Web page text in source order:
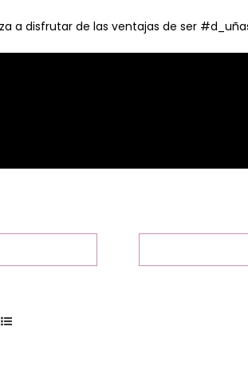
a disfrutar de las ventajas de ser